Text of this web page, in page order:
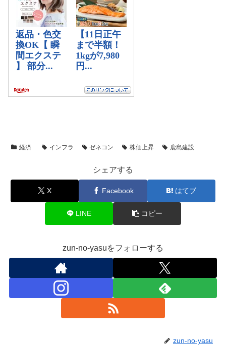
経済 インフラ ゼネコン 株価上昇 鹿島建設
シェアする
X Facebook はてブ
LINE コピー
zun-no-yasuをフォローする
zun-no-yasu